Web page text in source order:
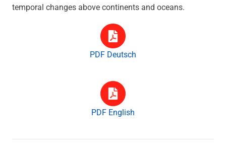
temporal changes above continents and oceans.
PDF Deutsch
PDF English